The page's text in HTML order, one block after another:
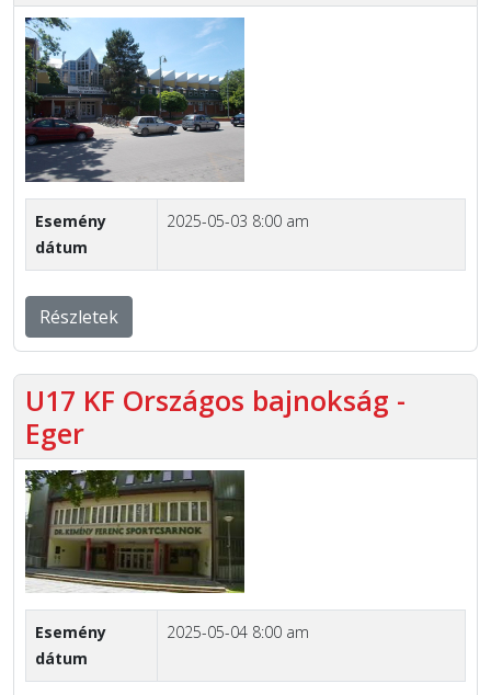
Esemény
dátum
2025-05-03 8:00 am
Részletek
U17 KF Országos bajnokság -
Eger
Esemény
dátum
2025-05-04 8:00 am